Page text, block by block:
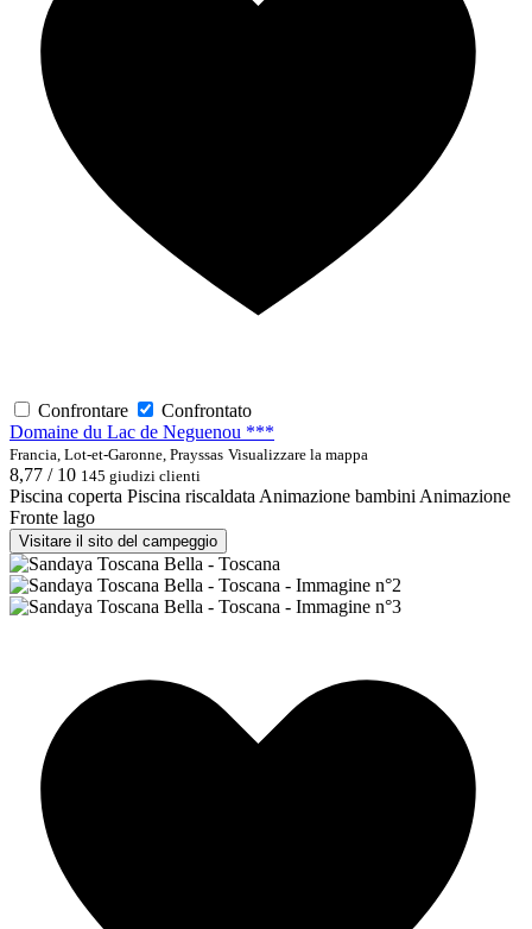
Confrontare
Confrontato
Domaine du Lac de Neguenou ***
Francia, Lot-et-Garonne, Prayssas Visualizzare la mappa
8,77 / 10 145 giudizi clienti
Piscina coperta Piscina riscaldataAnimazione bambiniAnimazione
Fronte lago
Visitare il sito del campeggio